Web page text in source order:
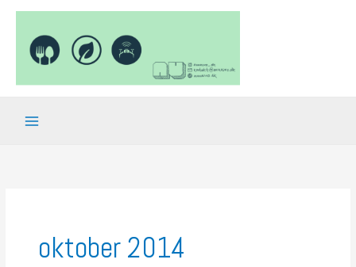
indholdet
oktober 2014